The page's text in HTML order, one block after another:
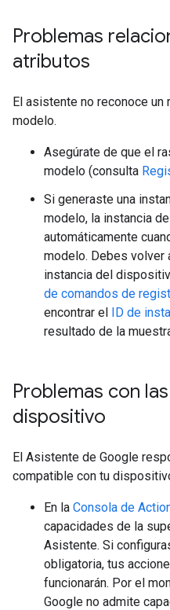
Problemas
atributos
El asistente no reconoce un
modelo.
Asegúrate de que el
modelo (consulta
Si generaste una
modelo, la instancia
automáticamente
modelo. Debes volver
instancia del
de comandos de
encontrar el ID de
resultado de la
Problemas con
dispositivo
El Asistente de Google
compatible con tu
En la Consola de
capacidades de la
Asistente. Si
obligatoria, tus
funcionarán. Por el
Google no admite